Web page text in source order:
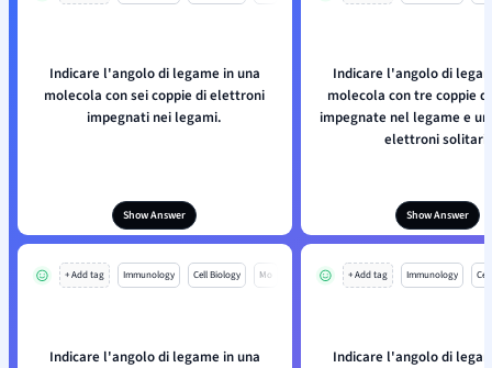
Indicare l'angolo di legame in una
molecola con sei coppie di elettroni
impegnati nei legami.
Show Answer
Indicare l'angolo di
molecola con tre coppie
impegnate nel legame e
elettroni solitari.
Show Answer
+ Add tag Immunology Cell Biology Mo
Indicare l'angolo di legame in una
+ Add tag Immunology
Indicare l'angolo di